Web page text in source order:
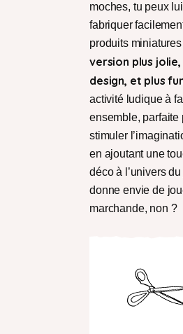
moches, tu peux lui
fabriquer
produits
version plus jolie,
design, et plus
activité ludique à
ensemble, parfaite
stimuler
en ajoutant une
déco à l’univers
donne envie de
marchande, non ?